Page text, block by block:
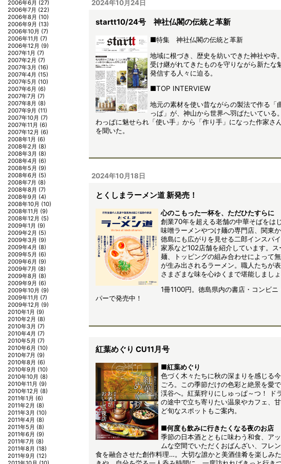
2024年10月24日
startt10/24号 神社仏閣の伝統と革新
■特集 神社仏閣の伝統と革新
地域に根づき、歴史を紡いできた神社や寺
受け継がれてきたものを守りながら新たな
発信する人々に迫る。
■TOP INTERVIEW
地元の素材を使い昔ながらの製法で作る「
っぱ」が、神山から世界へ羽ばたいている
わっぱに魅せられ「使い手」から「作り手」になった作家さ
を聞いた。
2024年10月18日
とくしまラーメン道 新発売！
心のこもった一杯を、ただひたすらに
創業70年を超える老舗の中華そばをはじ
味噌ラーメンやつけ麺の専門店、関東
徳島にも広がりを見せる二郎インスパ
家系など102店舗を紹介しています。ス
麺、トッピングの組み合わせによって
が生み出されるラーメン。職人たちが
さまざまな味を心ゆくまで堪能しましょ
1冊1100円。徳島県内の書店・コンビニ
パーで発売中！
紅葉めぐり CU11月号
■紅葉めぐり
色づく木々たちに秋の深まりを感じる
ごろ。この季節だけの色彩と絶景を愛
渓谷へ。紅葉狩りにしゅっぱ～つ！ ド
の途中で立ち寄りたい温泉やカフェ、
ど旬なスポットもご案内。
■何度も飲みに行きたくなる夜のお店
季節の日本酒とともに味わう和食、ア
ムな空間でいただくおばんざい、フレ
食を融合させた創作料理…。大切な誰かと美酒佳肴を楽しみ
2006年6月 (27)
2006年7月 (22)
2006年8月 (10)
2006年9月 (13)
2006年10月 (7)
2006年11月 (7)
2006年12月 (9)
2007年1月 (7)
2007年2月 (7)
2007年3月 (16)
2007年4月 (15)
2007年5月 (10)
2007年6月 (6)
2007年7月 (7)
2007年8月 (8)
2007年9月 (11)
2007年10月 (7)
2007年11月 (6)
2007年12月 (6)
2008年1月 (6)
2008年2月 (8)
2008年3月 (8)
2008年4月 (6)
2008年5月 (9)
2008年6月 (5)
2008年7月 (8)
2008年8月 (7)
2008年9月 (4)
2008年10月 (10)
2008年11月 (9)
2008年12月 (5)
2009年1月 (9)
2009年2月 (5)
2009年3月 (9)
2009年4月 (8)
2009年5月 (6)
2009年6月 (9)
2009年7月 (8)
2009年8月 (8)
2009年9月 (6)
2009年10月 (9)
2009年11月 (7)
2009年12月 (9)
2010年1月 (9)
2010年2月 (8)
2010年3月 (7)
2010年4月 (7)
2010年5月 (7)
2010年6月 (10)
2010年7月 (9)
2010年8月 (6)
2010年9月 (10)
2010年10月 (8)
2010年11月 (9)
2010年12月 (8)
2011年1月 (6)
2011年2月 (8)
2011年3月 (10)
2011年4月 (8)
2011年5月 (8)
2011年6月 (9)
2011年7月 (8)
2011年8月 (18)
2011年9月 (12)